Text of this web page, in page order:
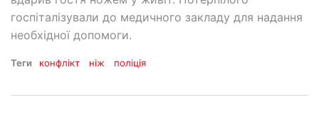
госпіталізували до медичного закладу для надання
необхідної допомоги.
Теги конфлікт ніж поліція